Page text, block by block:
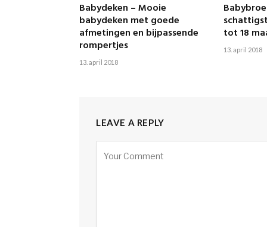
Babydeken – Mooie
babydeken met goede
afmetingen en bijpassende
rompertjes
13. april 2018
tot 18
13. april 2018
LEAVE A REPLY